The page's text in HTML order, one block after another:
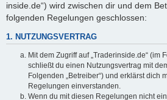
inside.de“) wird zwischen dir und dem
folgenden Regelungen geschlossen:
1. NUTZUNGSVERTRAG
Mit dem Zugriff auf „Traderinside.de“ (im
schließt du einen Nutzungsvertrag mit
Folgenden „Betreiber“) und erklärst dich
Regelungen einverstanden.
Wenn du mit diesen Regelungen nicht